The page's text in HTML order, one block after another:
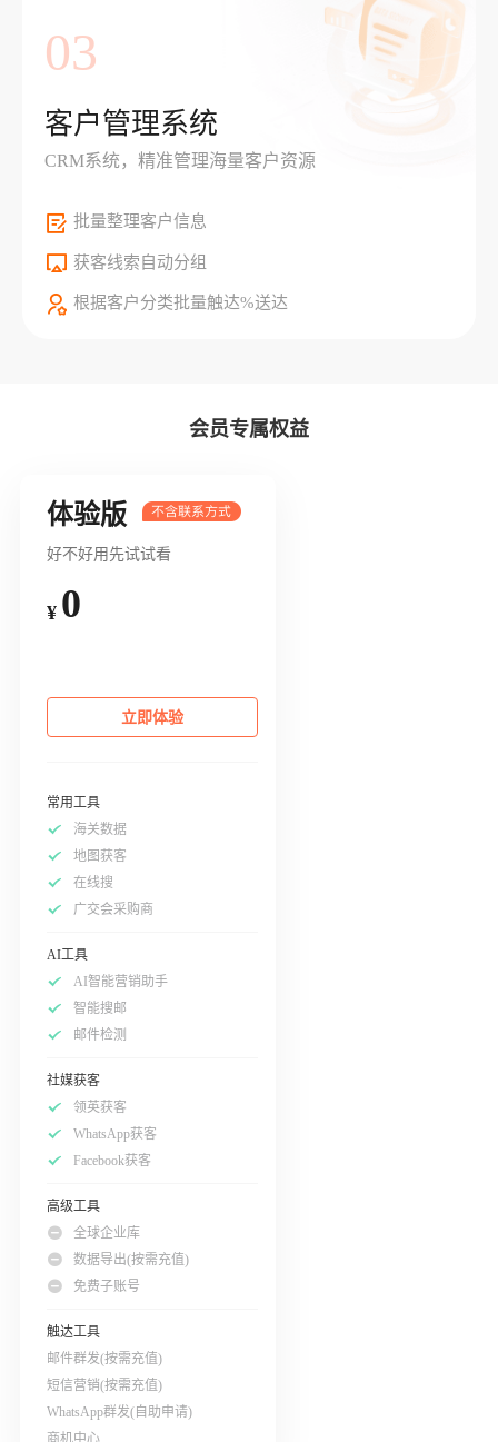
03
客户管理系统
CRM系统，精准管理海量客户资源
批量整理客户信息
获客线索自动分组
根据客户分类批量触达%送达
会员专属权益
体验版
好不好用先试试看
¥ 0
立即体验
常用工具
海关数据
地图获客
在线搜
广交会采购商
AI工具
AI智能营销助手
智能搜邮
邮件检测
社媒获客
领英获客
WhatsApp获客
Facebook获客
高级工具
全球企业库
数据导出(按需充值)
免费子账号
触达工具
邮件群发(按需充值)
短信营销(按需充值)
WhatsApp群发(自助申请)
商机中心